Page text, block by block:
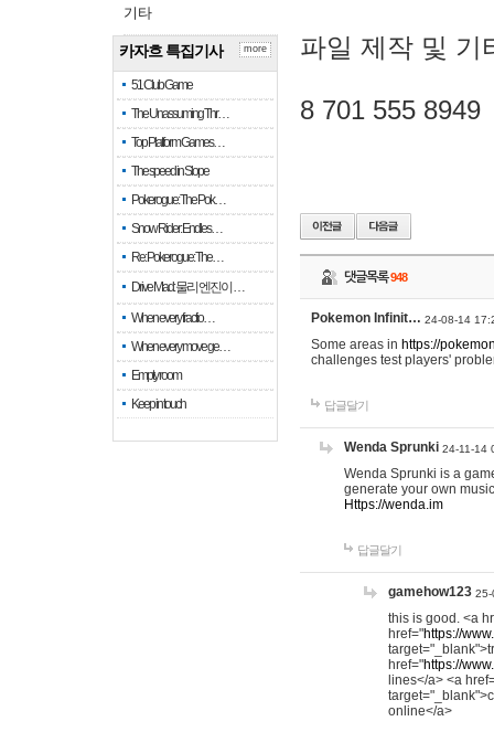
기타
카자흐 특집기사
51 Club Game
The Unassuming Thr…
Top Platform Games…
The speed in Slope
Pokerogue: The Pok…
Snow Rider: Endles…
Re: Pokerogue: The…
Drive Mad: 물리 엔진이 …
When every fractio…
When every move ge…
Empty room
Keep in touch
more 파일 제작 및 기
8 701 555 8949
댓글목록948
Pokemon Infinit… 24-08-14
Some areas in https://
challenges test players'
답글달기
Wenda Sprunki 24-11-14
Wenda Sprunki is a
generate your own
Https://wenda.im
답글달기
gamehow123 25-
this is good. <a
href="https://
href="https://
lines</a> <a
online</a>